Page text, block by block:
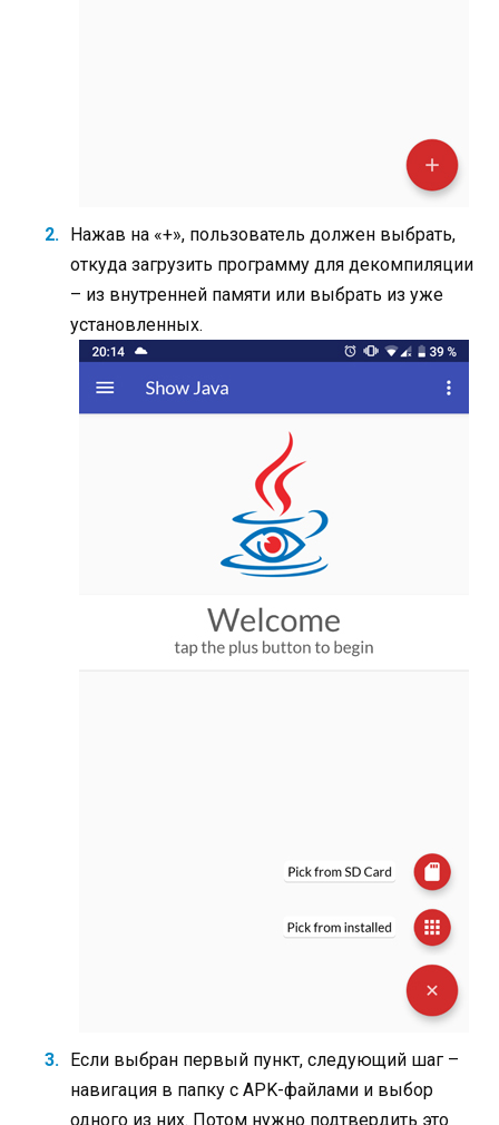
Нажав на «+», пользователь должен выбрать,
откуда загрузить программу для декомпиляции
– из внутренней памяти или выбрать из уже
установленных.
Если выбран первый пункт, следующий шаг –
навигация в папку с APK-файлами и выбор
одного из них. Потом нужно подтвердить это